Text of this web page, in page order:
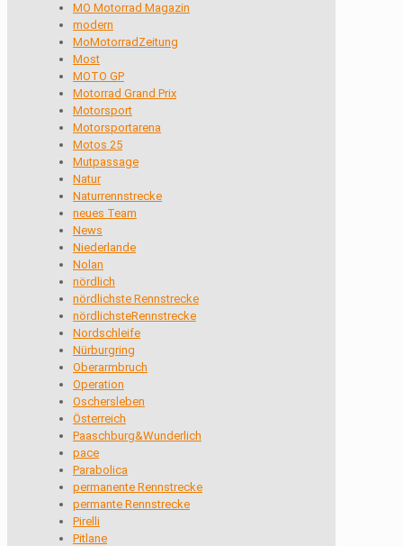
MO Motorrad Magazin
modern
MoMotorradZeitung
Most
MOTO GP
Motorrad Grand Prix
Motorsport
Motorsportarena
Motos 25
Mutpassage
Natur
Naturrennstrecke
neues Team
News
Niederlande
Nolan
nördlich
nördlichste Rennstrecke
nördlichsteRennstrecke
Nordschleife
Nürburgring
Oberarmbruch
Operation
Oschersleben
Österreich
Paaschburg&Wunderlich
pace
Parabolica
permanente Rennstrecke
permante Rennstrecke
Pirelli
Pitlane